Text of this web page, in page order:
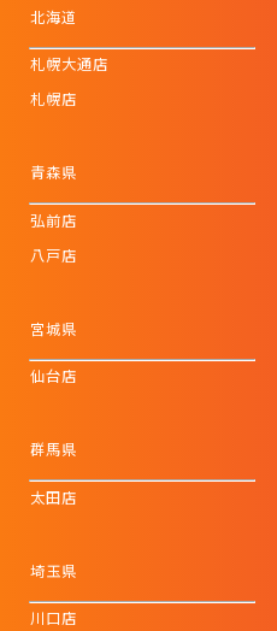
北海道
札幌大通店
札幌店
青森県
弘前店
八戸店
宮城県
仙台店
群馬県
太田店
埼玉県
川口店